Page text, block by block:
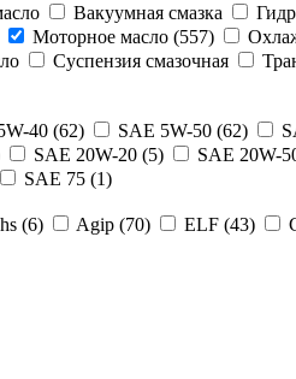
Вакуумная смазка
Моторное масло (557)
Суспензия смазочная
40 (62) SAE 5W-50 (62)
SAE 20W-20 (5) SAE 20W-
SAE 75 (1)
(6) Agip (70) ELF (43)